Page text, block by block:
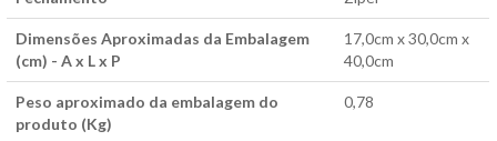
Dimensões Aproximadas da Embalagem
(cm) - A x L x P
17,0cm x 30,0cm x
40,0cm
Peso aproximado da embalagem do
produto (Kg)
0,78